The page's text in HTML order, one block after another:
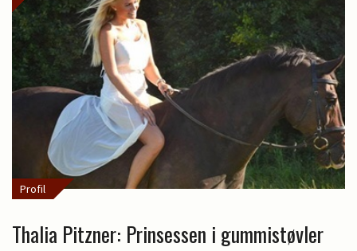
Profil
Thalia Pitzner: Prinsessen i gummistøvler